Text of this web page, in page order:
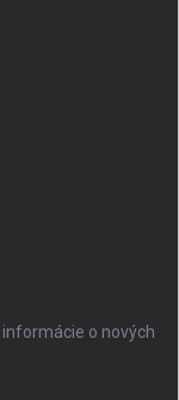
o nových